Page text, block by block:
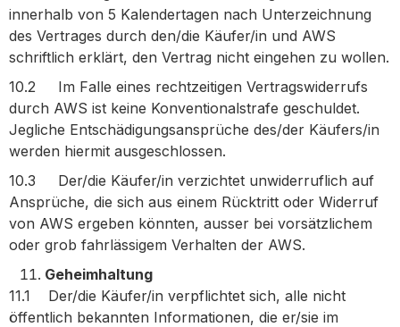
innerhalb von 5 Kalendertagen nach Unterzeichnung
des Vertrages durch den/die Käufer/in und AWS
schriftlich erklärt, den Vertrag nicht eingehen zu wollen.
10.2 Im Falle eines rechtzeitigen Vertragswiderrufs
durch AWS ist keine Konventionalstrafe geschuldet.
Jegliche Entschädigungsansprüche des/der Käufers/in
werden hiermit ausgeschlossen.
10.3 Der/die Käufer/in verzichtet unwiderruflich auf
Ansprüche, die sich aus einem Rücktritt oder Widerruf
von AWS ergeben könnten, ausser bei vorsätzlichem
oder grob fahrlässigem Verhalten der AWS.
Geheimhaltung
11.1
Der/die Käufer/in verpflichtet sich, alle nicht
öffentlich bekannten Informationen, die er/sie im